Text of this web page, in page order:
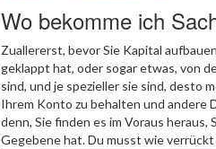
Wo bekomme ich
Zuallererst, bevor Sie Kapital
geklappt hat, oder sogar etwas, von
sind, und je spezieller sie sind, desto
Ihrem Konto zu behalten und andere
denn, Sie finden es im Voraus
Gegebene hat. Du musst wie